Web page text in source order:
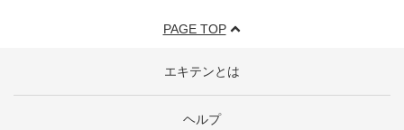
PAGE TOP
エキテンとは
ヘルプ